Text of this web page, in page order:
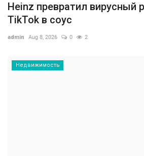
Heinz превратил вирусный
TikTok в соус
admin Aug 8, 2026 0 2
Недвижимость